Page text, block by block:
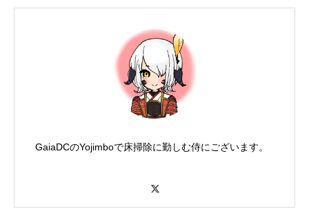
GaiaDCのYojimboで床掃除に勤しむ侍にございます。